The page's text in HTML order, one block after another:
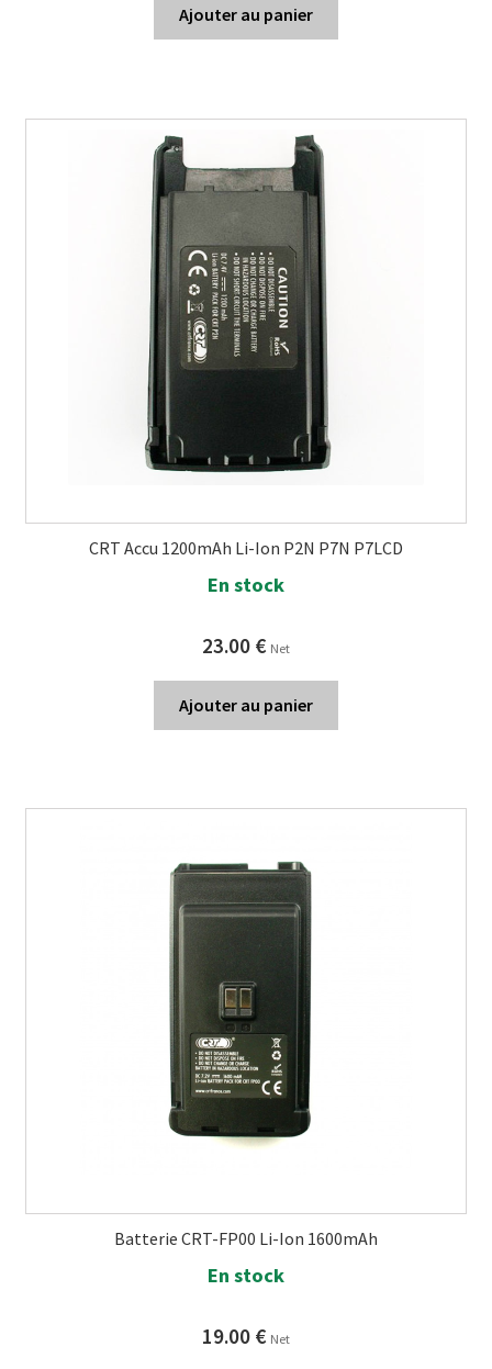
Ajouter au panier
CRT Accu 1200mAh Li-Ion P2N P7N P7LCD
En stock
23.00 € Net
Ajouter au panier
Batterie CRT-FP00 Li-Ion 1600mAh
En stock
19.00 € Net